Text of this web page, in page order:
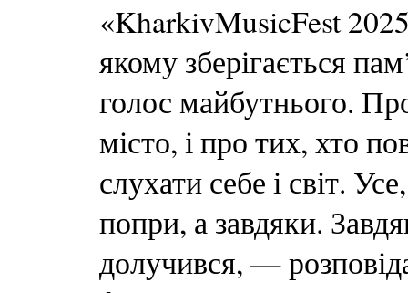
«KharkivMusicFest
якому зберігається
голос майбутнього.
місто, і про тих, хто
слухати себе і світ.
попри, а завдяки.
долучився, —